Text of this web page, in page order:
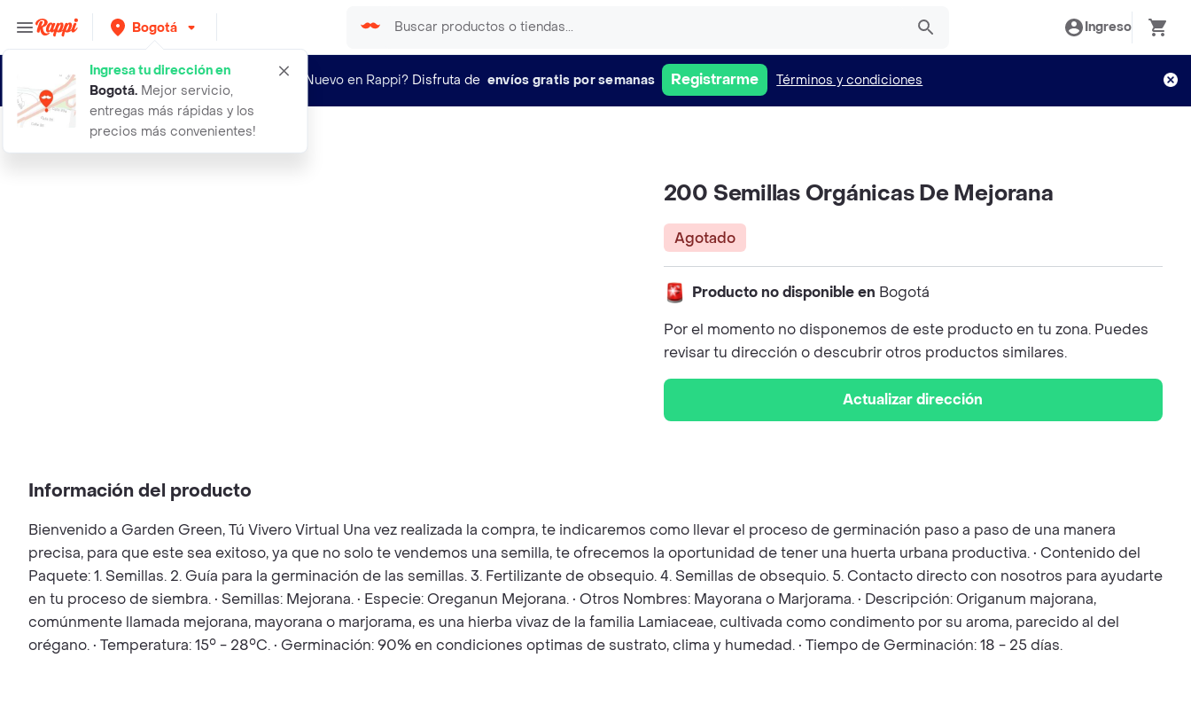
Bogotá
Ingresa tu dirección en
Bogotá. Mejor servicio,
entregas más rápidas y los
precios más convenientes!
Ingreso
¿Nuevo en Rappi? Disfruta de envíos gratis por semanas Registrarme Términos y condiciones
200 semillas organicas de mejorana
200 Semillas Orgánicas De Mejorana
Agotado
Producto no disponible en Bogotá
Por el momento no disponemos de este producto en tu zona. Puedes
revisar tu dirección o descubrir otros productos similares.
Actualizar dirección
Información del producto
Bienvenido a Garden Green, Tú Vivero Virtual Una vez realizada la compra, te indicaremos como llevar el proceso de germinación paso a paso de una manera
precisa, para que este sea exitoso, ya que no solo te vendemos una semilla, te ofrecemos la oportunidad de tener una huerta urbana productiva. • Contenido del
Paquete: 1. Semillas. 2. Guía para la germinación de las semillas. 3. Fertilizante de obsequio. 4. Semillas de obsequio. 5. Contacto directo con nosotros para ayudarte
en tu proceso de siembra. • Semillas: Mejorana. • Especie: Oreganun Mejorana. • Otros Nombres: Mayorana o Marjorama. • Descripción: Origanum majorana,
comúnmente llamada mejorana, mayorana o marjorama, es una hierba vivaz de la familia Lamiaceae, cultivada como condimento por su aroma, parecido al del
orégano. • Temperatura: 15° - 28°C. • Germinación: 90% en condiciones optimas de sustrato, clima y humedad. • Tiempo de Germinación: 18 - 25 días.